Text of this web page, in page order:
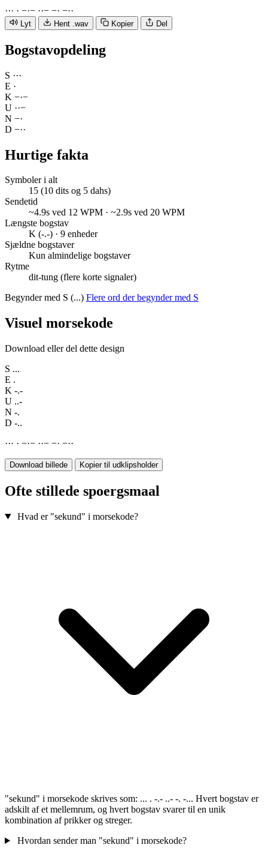
··· · −·− ··− −· −··
Lyt Hent .wav Kopier Del
Bogstavopdeling
S ···
E ·
K −·−
U ··−
N −·
D −··
Hurtige fakta
Symboler i alt
15 (10 dits og 5 dahs)
Sendetid
~4.9s ved 12 WPM · ~2.9s ved 20 WPM
Længste bogstav
K (-.-) · 9 enheder
Sjældne bogstaver
Kun almindelige bogstaver
Rytme
dit-tung (flere korte signaler)
Begynder med S (...) Flere ord der begynder med S
Visuel morsekode
Download eller del dette design
S ...
E .
K -.-
U ..-
N -.
D -..
··· · −·− ··− −· −··
Download billede Kopier til udklipsholder
Ofte stillede spoergsmaal
Hvad er "sekund" i morsekode?
"sekund" i morsekode skrives som: ... . -.- ..- -. -... Hvert bogstav er
adskilt af et mellemrum, og hvert bogstav svarer til en unik
kombination af prikker og streger.
Hvordan sender man "sekund" i morsekode?